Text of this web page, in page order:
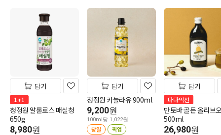
담기
1+1
청정원 알룰로스 매실청
650g
8,980원
담기
청정원 카놀라유 900ml
9,200원
100ml당 1,022원
당일 픽업
담기
다다익선
만토바 골든 올리브
500ml
26,980원